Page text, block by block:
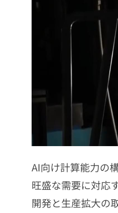
AI向け計算能力の
旺盛な需要に対応
開発と生産拡大の